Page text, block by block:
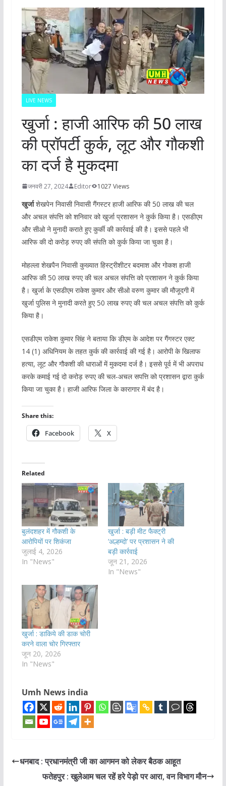
LIVE NEWS
खुर्जा : हाजी आरिफ की 50 लाख
की प्रॉपर्टी कुर्क, लूट और गौकशी
का दर्ज है मुकदमा
जनवरी 27, 2024 Editor 1027 Views
खुर्जाशेखपेन निवासी निवासी गैंगस्टर हाजी आरिफ की 50 लाख की चल
और अचल संपत्ति को शनिवार को खुर्जा प्रशासन ने कुर्क किया है। एसडीएम
और सीओ ने मुनादी कराते हुए कुर्की की कार्रवाई की है। इससे पहले भी
आरिफ की दो करोड़ रुपए की संपति को कुर्क किया जा चुका है।
मोहल्ला शेखपैन निवासी कुख्यात हिस्ट्रीशीटर बदमाश और गोकश हाजी
आरिफ की 50 लाख रुपए की चल अचल संपत्ति को प्रशासन ने कुर्क किया
है। खुर्जा के एसडीएम राकेश कुमार और सीओ वरुण कुमार की मौजूदगी में
खुर्जा पुलिस ने मुनादी करते हुए 50 लाख रुपए की चल अचल संपत्ति को कुर्क
किया है।
एसडीएम राकेश कुमार सिंह ने बताया कि डीएम के आदेश पर गैंगस्टर एक्ट
14 (1) अधिनियम के तहत कुर्क की कार्रवाई की गई है। आरोपी के खिलाफ
हत्या, लूट और गौकशी की धाराओं में मुकदमा दर्ज है। इससे पूर्व में भी अपराध
करके कमाई गई दो करोड़ रुपए की चल-अचल सपत्ति को प्रशासन द्वारा कुर्क
किया जा चुका है। हाजी आरिफ जिला के कारागार में बंद है।
Share this:
Facebook X
Related
बुलंदशहर में गौकशी के
आरोपियों पर शिकंजा
जुलाई 4, 2026
In "News"
खुर्जा : बड़ी मीट फैक्ट्री
‘अल्हम्दो’ पर प्रशासन ने की
बड़ी कार्रवाई
जून 21, 2026
In "News"
खुर्जा : डाकिये की डाक चोरी
करने वाला चोर गिरफ्तार
जून 20, 2026
In "News"
Umh News india
धनबाद : प्रधानमंत्री जी का आगमन को लेकर बैठक आहूत
फतेहपुर : खुलेआम चल रहें हरे पेड़ो पर आरा, वन विभाग मौन